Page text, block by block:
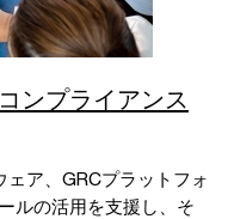
ンプライアンス
ア、GRCプラットフォ
ルの活用を支援し、そ